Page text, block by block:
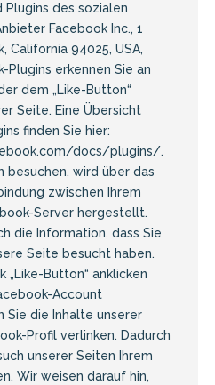
Plugins des sozialen
Facebook Inc., 1
California 94025, USA,
Plugins erkennen Sie an
dem „Like-Button“
Seite. Eine Übersicht
finden Sie hier:
docs/plugins/.
besuchen, wird über das
zwischen Ihrem
Server hergestellt.
die Information, dass Sie
Seite besucht haben.
„Like-Button“ anklicken
Account
Sie die Inhalte unserer
Profil verlinken. Dadurch
unserer Seiten Ihrem
Wir weisen darauf hin,